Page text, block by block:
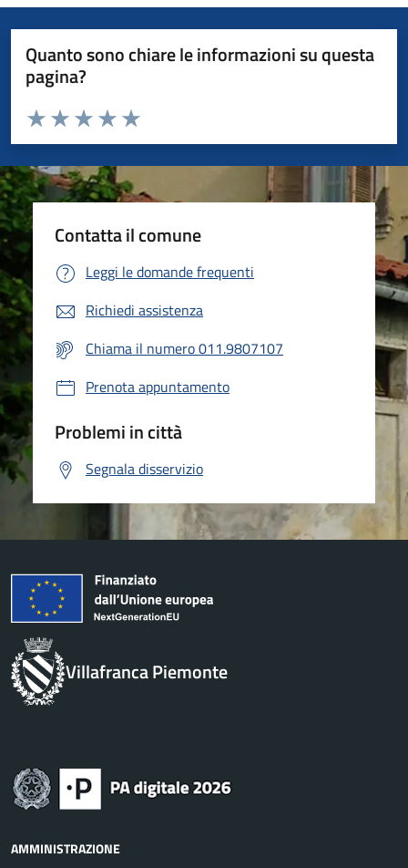
Quanto sono chiare le informazioni su questa
pagina?
Valuta da 1 a 5 stelle la pagina
Valuta 5 stelle su 5
Valuta 4 stelle su 5
Valuta 3 stelle su 5
Valuta 2 stelle su 5
Valuta 1 stelle su 5
Contatta il comune
Leggi le domande frequenti
Richiedi assistenza
Chiama il numero 011.9807107
Prenota appuntamento
Problemi in città
Segnala disservizio
Villafranca Piemonte
AMMINISTRAZIONE